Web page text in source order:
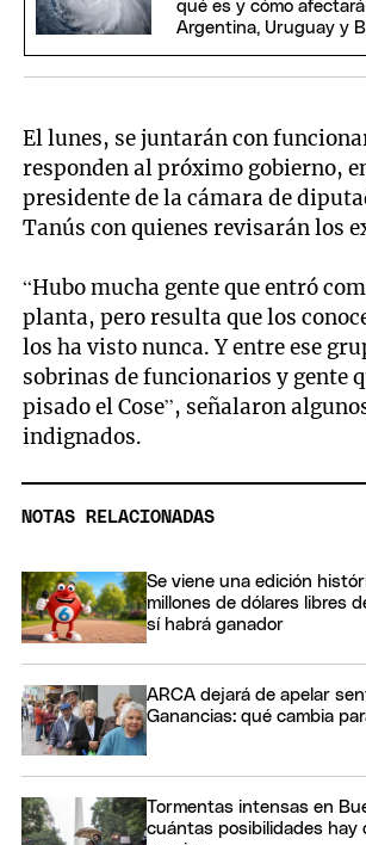
qué es y cómo
Argentina, Uruguay y
El lunes, se juntarán con
responden al próximo gobierno,
presidente de la cámara de
Tanús con quienes revisarán los
“Hubo mucha gente que entró
planta, pero resulta que los
los ha visto nunca. Y entre ese
sobrinas de funcionarios y gente
pisado el Cose”, señalaron
indignados.
NOTAS RELACIONADAS
Se viene una edición
millones de dólares libres
sí habrá ganador
ARCA dejará de apelar
Ganancias: qué cambia
Tormentas intensas en
cuántas posibilidades hay